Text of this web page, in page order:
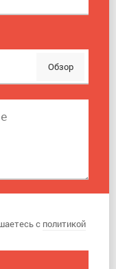
Обзор
с политикой